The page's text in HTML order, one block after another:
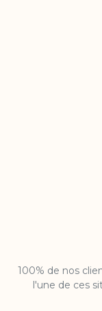
100% de nos
l'une de ces